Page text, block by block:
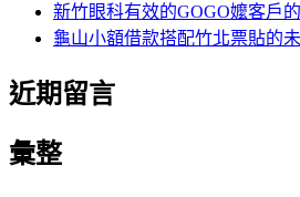
新竹眼科有效的GOGO嬤客戶
龜山小額借款搭配竹北票貼的
近期留言
彙整